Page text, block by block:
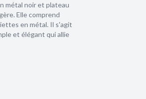
métal noir et plateau
Elle comprend
en métal. Il s'agit
et élégant qui allie